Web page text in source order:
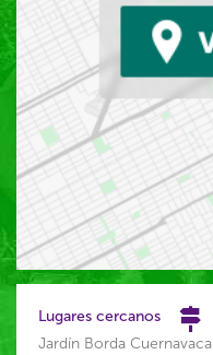
Lugares cercanos
Jardín Borda Cuernavaca